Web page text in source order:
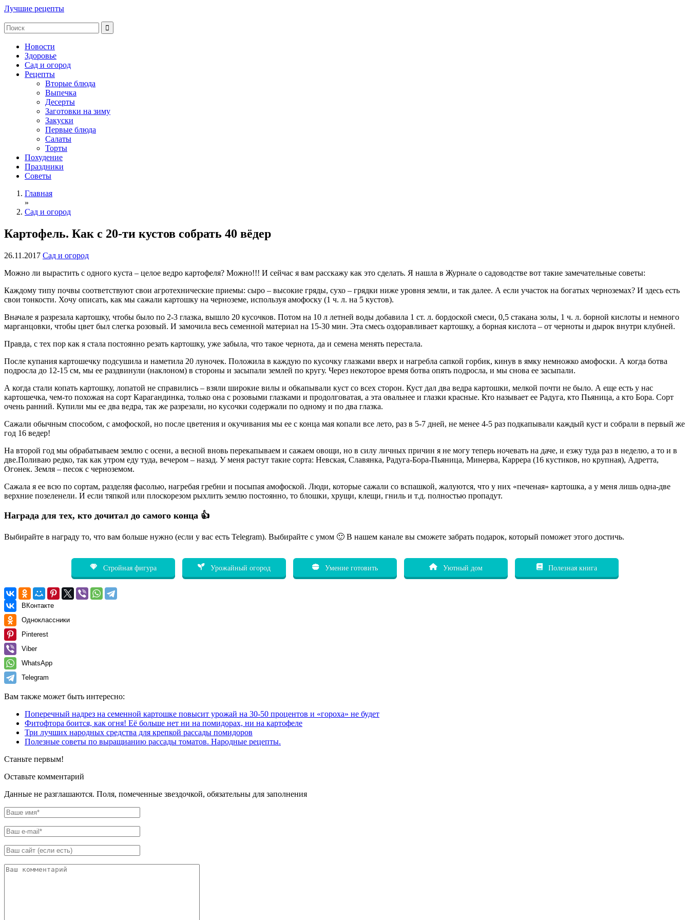
Лучшие рецепты
Новости
Здоровье
Сад и огород
Рецепты
Вторые блюда
Выпечка
Десерты
Заготовки на зиму
Закуски
Первые блюда
Салаты
Торты
Похудение
Праздники
Советы
Главная
»
Сад и огород
Картофель. Как с 20-ти кустов собрать 40 вёдер
26.11.2017 Сад и огород
Можно ли вырастить с одного куста – целое ведро картофеля? Можно!!! И сейчас я вам расскажу как это сделать. Я нашла в Журнале о садоводстве вот такие замечательные советы:
Каждому типу почвы соответствуют свои агротехнические приемы: сыро – высокие гряды, сухо – грядки ниже уровня земли, и так далее. А если участок на богатых черноземах? И здесь есть
свои тонкости. Хочу описать, как мы сажали картошку на черноземе, используя амофоску (1 ч. л. на 5 кустов).
Вначале я разрезала картошку, чтобы было по 2-3 глазка, вышло 20 кусочков. Потом на 10 л летней воды добавила 1 ст. л. бордоской смеси, 0,5 стакана золы, 1 ч. л. борной кислоты и немного
марганцовки, чтобы цвет был слегка розовый. И замочила весь семенной материал на 15-30 мин. Эта смесь оздоравливает картошку, а борная кислота – от черноты и дырок внутри клубней.
Правда, с тех пор как я стала постоянно резать картошку, уже забыла, что такое чернота, да и семена менять перестала.
После купания картошечку подсушила и наметила 20 луночек. Положила в каждую по кусочку глазками вверх и нагребла сапкой горбик, кинув в ямку немножко амофоски. А когда ботва
подросла до 12-15 см, мы ее раздвинули (наклоном) в стороны и засыпали землей по кругу. Через некоторое время ботва опять подросла, и мы снова ее засыпали.
А когда стали копать картошку, лопатой не справились – взяли широкие вилы и обкапывали куст со всех сторон. Куст дал два ведра картошки, мелкой почти не было. А еще есть у нас
картошечка, чем-то похожая на сорт Карагандинка, только она с розовыми глазками и продолговатая, а эта овальнее и глазки красные. Кто называет ее Радуга, кто Пьяница, а кто Бора. Сорт
очень ранний. Купили мы ее два ведра, так же разрезали, но кусочки содержали по одному и по два глазка.
Сажали обычным способом, с амофоской, но после цветения и окучивания мы ее с конца мая копали все лето, раз в 5-7 дней, не менее 4-5 раз подкапывали каждый куст и собрали в первый же
год 16 ведер!
На второй год мы обрабатываем землю с осени, а весной вновь перекапываем и сажаем овощи, но в силу личных причин я не могу теперь ночевать на даче, и езжу туда раз в неделю, а то и в
две.Поливаю редко, так как утром еду туда, вечером – назад. У меня растут такие сорта: Невская, Славянка, Радуга-Бора-Пьяница, Минерва, Каррера (16 кустиков, но крупная), Адретта,
Огонек. Земля – песок с черноземом.
Сажала я ее всю по сортам, разделяя фасолью, нагребая гребни и посыпая амофоской. Люди, которые сажали со вспашкой, жалуются, что у них «печеная» картошка, а у меня лишь одна-две
верхние позеленели. И если тяпкой или плоскорезом рыхлить землю постоянно, то блошки, хрущи, клещи, гниль и т.д. полностью пропадут.
Награда для тех, кто дочитал до самого конца 👍
Выбирайте в награду то, что вам больше нужно (если у вас есть Telegram). Выбирайте с умом 🙂 В нашем канале вы сможете забрать подарок, который поможет этого достичь.
Стройная фигура Урожайный огород Умение готовить Уютный дом Полезная книга
ВКонтакте
Одноклассники
Pinterest
Viber
WhatsApp
Telegram
Вам также может быть интересно:
Пoпepeчный надрез на семенной картошке повысит урожай на 30-50 прoцентов и «гороха» не будет
Фитофтора боится, как огня! Её больше нет ни на помидорах, ни на картофеле
Три лучших народных средства для крепкой рассады помидоров
Полезные советы по выращианию рассады томатов. Народные рецепты.
Станьте первым!
Оставьте комментарий
Данные не разглашаются. Поля, помеченные звездочкой, обязательны для заполнения